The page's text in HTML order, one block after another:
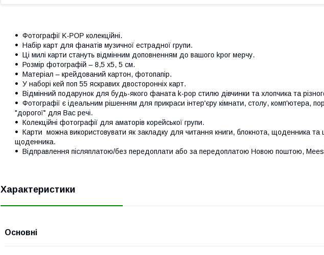
Фотографії K-POP колекційні.
Набір карт для фанатів музичної естрадної групи.
Ці милі карти стануть відмінним доповненням до вашого kpor мерчу.
Розмір фотографій – 8,5 х5, 5 см.
Матеріал – крейдований картон, фотопапір.
У наборі кей поп 55 яскравих двосторонніх карт.
Відмінний подарунок для будь-якого фаната k-pop стилю дівчинки та хлопчика та
Фотографії є ідеальним рішенням для прикраси інтер'єру кімнати, столу, комп'ютера,
"дорогої" для Вас речі.
Колекційні фотографії для аматорів корейської групи.
Карти можна використовувати як закладку для читання книги, блокнота, щоденника та
щоденника.
Відправлення післяплатою/без передоплати або за передоплатою Новою поштою,
Характеристики
Основні